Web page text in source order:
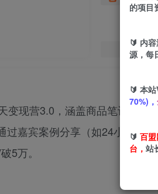
变现营3.0，涵盖商品笔记撰写
过嘉宾案例分享（如24小时变
5万。
的项目
🔰 内
源，每
🔰 本
70%)，
🔰 百
台， 站